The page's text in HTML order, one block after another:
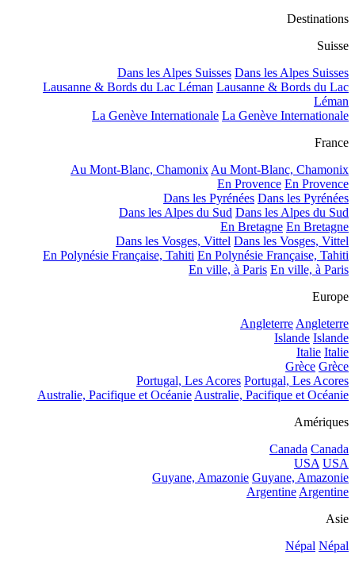
Destinations
Suisse
Dans les Alpes Suisses Dans les Alpes Suisses
Lausanne & Bords du Lac Léman Lausanne & Bords du Lac
Léman
La Genève Internationale La Genève Internationale
France
Au Mont-Blanc, ChamonixAu Mont-Blanc, Chamonix
En Provence En Provence
Dans les Pyrénées Dans les Pyrénées
Dans les Alpes du Sud Dans les Alpes du Sud
En Bretagne En Bretagne
Dans les Vosges, Vittel Dans les Vosges, Vittel
En Polynésie Française, Tahiti En Polynésie Française, Tahiti
En ville, à Paris En ville, à Paris
Europe
AngleterreAngleterre
Islande Islande
Italie Italie
Grèce Grèce
Portugal, Les Acores Portugal, Les Acores
Australie, Pacifique et OcéanieAustralie, Pacifique et Océanie
Amériques
Canada Canada
USA USA
Guyane, Amazonie Guyane, Amazonie
ArgentineArgentine
Asie
Népal Népal